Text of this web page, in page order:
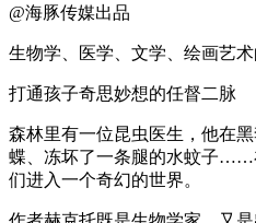
@海豚传媒出品
生物学、医学、文学、绘画艺
打通孩子奇思妙想的任督二脉
森林里有一位昆虫医生，他在
蝶、冻坏了一条腿的水蚊子……
们进入一个奇幻的世界。